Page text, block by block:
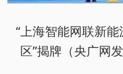
“上海智能网联新
区”揭牌（央广网